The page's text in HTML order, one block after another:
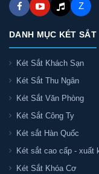
Z
DANH MỤC KÉT SẮT
Két Sắt Khách Sạn
Két Sắt Thu Ngân
Két Sắt Văn Phòng
Két Sắt Công Ty
Két sắt Hàn Quốc
Két sắt cao cấp - xuất
Két Sắt Khóa Cơ